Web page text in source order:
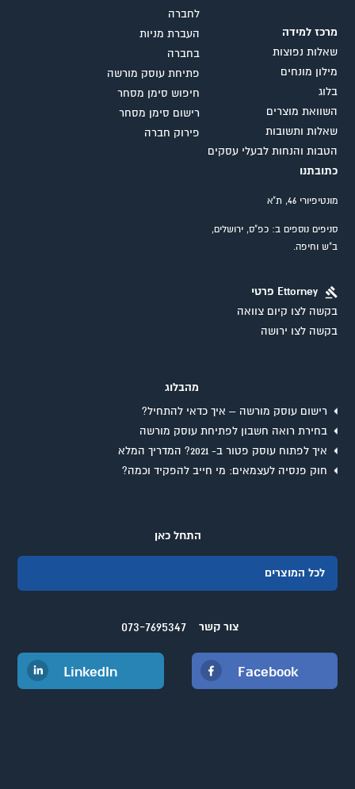
מרכז למידה
שאלות נפוצות
מילון מונחים
בלוג
השוואת מוצרים
שאלות ותשובות
הטבות והנחות לבעלי עסקים
כתובתנו
מונטיפיורי 46, ת"א
סניפים נוספים ב: כפ"ס, ירושלים,
ב"ש וחיפה.
לחברה
העברת מניות
בחברה
פתיחת עוסק מורשה
חיפוש סימן מסחר
רישום סימן מסחר
פירוק חברה
Ettorney פרטי
בקשה לצו קיום צוואה
בקשה לצו ירושה
מהבלוג
רישום עוסק מורשה – איך כדאי להתחיל?
בחירת רואה חשבון לפתיחת עוסק מורשה
איך לפתוח עוסק פטור ב- 2021? המדריך המלא
חוק פנסיה לעצמאים: מי חייב להפקיד וכמה?
התחל כאן
לכל המוצרים
צור קשר 073-7695347
Facebook
LinkedIn